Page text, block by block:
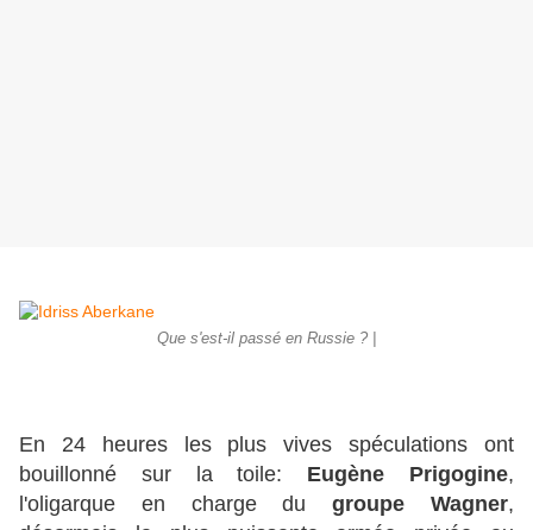
Que s'est-il passé en Russie ? |
En 24 heures les plus vives spéculations ont
bouillonné sur la toile: Eugène Prigogine,
l'oligarque en charge dugroupe Wagner,